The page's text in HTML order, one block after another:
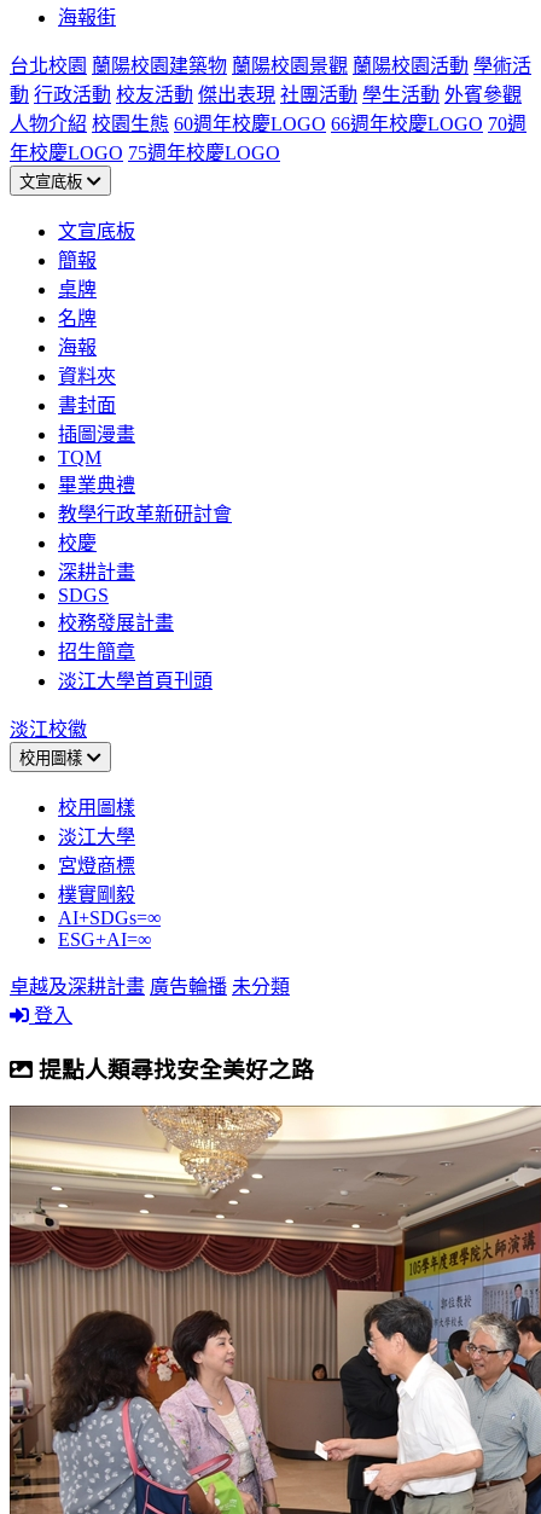
海報街
台北校園 蘭陽校園建築物 蘭陽校園景觀 蘭陽校園活動 學術活
動 行政活動 校友活動 傑出表現 社團活動 學生活動 外賓參觀
人物介紹 校園生態 60週年校慶LOGO 66週年校慶LOGO 70週
年校慶LOGO 75週年校慶LOGO
文宣底板
文宣底板
簡報
桌牌
名牌
海報
資料夾
書封面
插圖漫畫
TQM
畢業典禮
教學行政革新研討會
校慶
深耕計畫
SDGS
校務發展計畫
招生簡章
淡江大學首頁刊頭
淡江校徽
校用圖樣
校用圖樣
淡江大學
宮燈商標
樸實剛毅
AI+SDGs=∞
ESG+AI=∞
卓越及深耕計畫 廣告輪播 未分類
登入
提點人類尋找安全美好之路